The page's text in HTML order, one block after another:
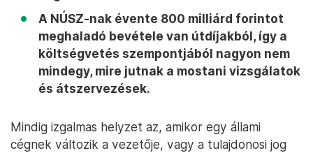
A NÚSZ-nak évente 800 milliárd forintot
meghaladó bevétele van útdíjakból, így a
költségvetés szempontjából nagyon nem
mindegy, mire jutnak a mostani vizsgálatok
és átszervezések.
Mindig izgalmas helyzet az, amikor egy állami
cégnek változik a vezetője, vagy a tulajdonosi jog